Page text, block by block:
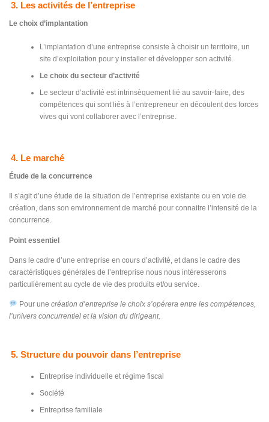
3. Les activités de l’entreprise
Le choix d’implantation
L’implantation d’une entreprise consiste à choisir un territoire, un
site d’exploitation pour y installer et développer son activité.
Le choix du secteur d’activité
Le secteur d’activité est intrinsèquement lié au savoir-faire, des
compétences qui sont liés à l’entrepreneur en découlent des forces
vives qui vont collaborer avec l’entreprise.
4. Le marché
Étude de la concurrence
Il s’agit d’une étude de la situation de l’entreprise existante ou en voie de
création, dans son environnement de marché pour connaitre l’intensité de la
concurrence.
Point essentiel
Dans le cadre d’une entreprise en cours d’activité, et dans le cadre des
caractéristiques générales de l’entreprise nous nous intéresserons
particulièrement au cycle de vie des produits et/ou service.
Pour une création d’entreprise le choix s’opérera entre les compétences,
l’univers concurrentiel et la vision du dirigeant.
5. Structure du pouvoir dans l’entreprise
Entreprise individuelle et régime fiscal
Société
Entreprise familiale